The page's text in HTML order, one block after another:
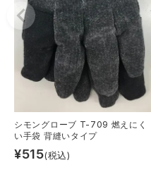
シモングローブ T-709 燃えにく
い手袋 背縫いタイプ
¥515(税込)